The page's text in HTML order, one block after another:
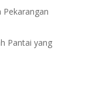
Pekarangan
Pantai yang